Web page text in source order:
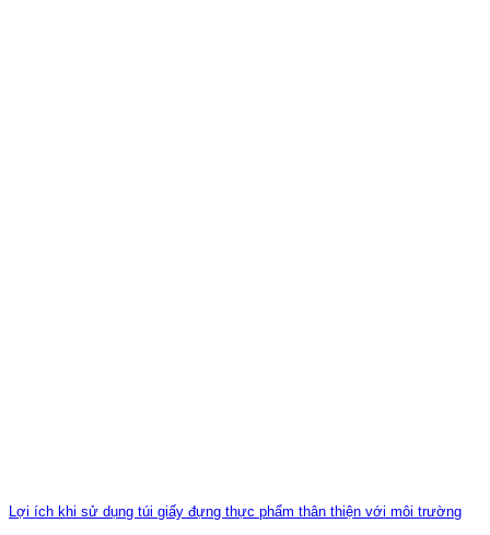
Lợi ích khi sử dụng túi giấy đựng thực phẩm thân thiện với môi trường